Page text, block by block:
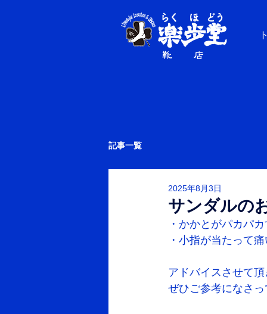
記事一覧
サンダルの
2025年8月3日
・かかとがパカパ
・小指が当たって
アドバイスさせて
ぜひご参考になさ